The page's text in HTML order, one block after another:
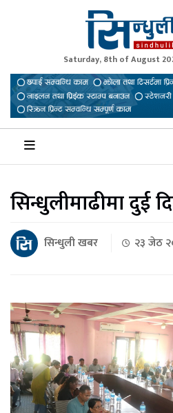
Sindhuli Khabar
News from Sindhuli
Saturday, 8th of August
सिन्धुलीमाढीमा दुई
सिन्धुली खबर २३ जेठ